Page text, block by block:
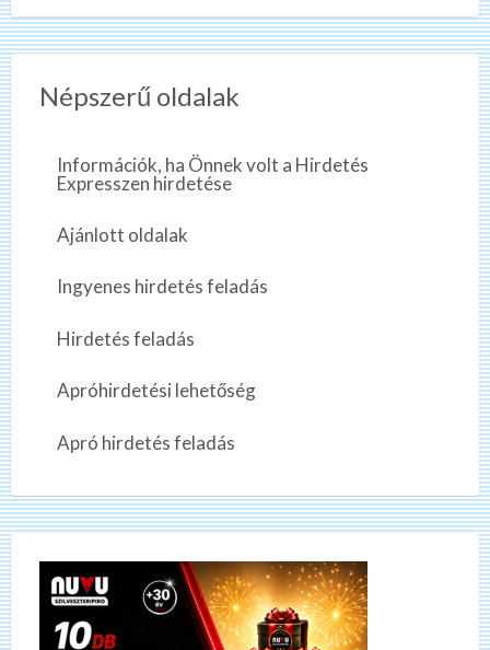
Népszerű oldalak
Információk, ha Önnek volt a Hirdetés
Expresszen hirdetése
Ajánlott oldalak
Ingyenes hirdetés feladás
Hirdetés feladás
Apróhirdetési lehetőség
Apró hirdetés feladás